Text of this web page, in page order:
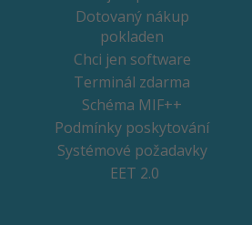
Dotovaný nákup
pokladen
Chci jen software
Terminál zdarma
Schéma MIF++
Podmínky poskytování
Systémové požadavky
EET 2.0